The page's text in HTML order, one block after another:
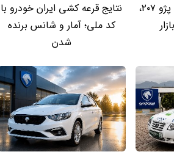
قیمت جدید دنا پلاس، پژو ۲۰۷،
نتایج قرعه کشی ایران خودرو با
کد ملی؛ آمار و شانس برنده
شدن